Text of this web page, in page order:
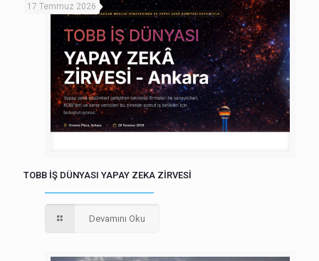
17 Temmuz 2026
TOBB İŞ DÜNYASI YAPAY ZEKA ZİRVESİ
Devamını Oku